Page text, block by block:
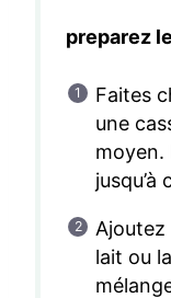
preparez
Faites
une
moyen.
jusqu’à
Ajoutez
lait ou